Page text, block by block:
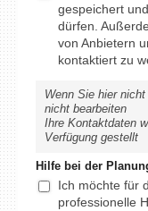
gespeichert
dürfen.
von Anbietern
kontaktiert zu
Wenn Sie hier
nicht bearbeiten
Ihre Kontaktdaten
Verfügung gestellt
Hilfe bei der
Ich möchte für
professionelle